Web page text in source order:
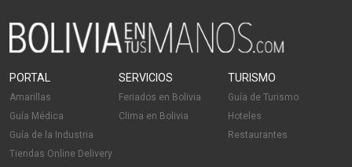
Fisioterapia
Medicina Hiperbárica
Neurología psicomotricidad
Ozonoterapia
Oxigenación Hiperbárica
Plasma rico en plaquetas
Salud: Centros Médicos
PORTAL
Amarillas
Guía Médica
Guía de la Industria
Tiendas Online Delivery
SERVICIOS
Feriados en Bolivia
Clima en Bolivia
TURISMO
Guía de Turismo
Hoteles
Restaurantes